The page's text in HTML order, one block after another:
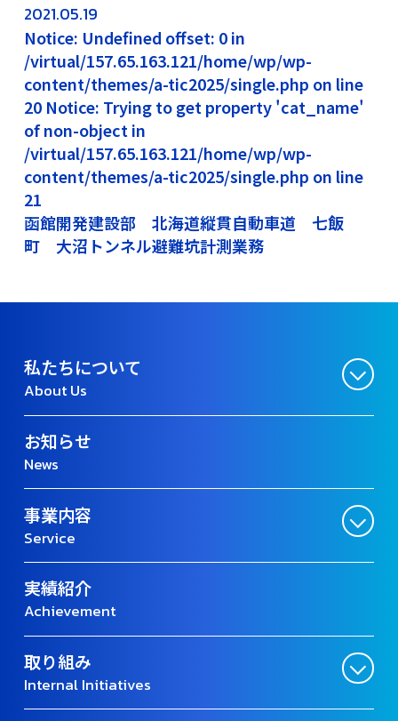
2021.05.19
Notice: Undefined offset: 0 in
/virtual/157.65.163.121/home/wp/wp-
content/themes/a-tic2025/single.php on line
20 Notice: Trying to get property 'cat_name'
of non-object in
/virtual/157.65.163.121/home/wp/wp-
content/themes/a-tic2025/single.php on line
21
函館開発建設部 北海道縦貫自動車道 七飯
町 大沼トンネル避難坑計測業務
私たちについて
About Us
お知らせ
News
事業内容
Service
実績紹介
Achievement
取り組み
Internal Initiatives